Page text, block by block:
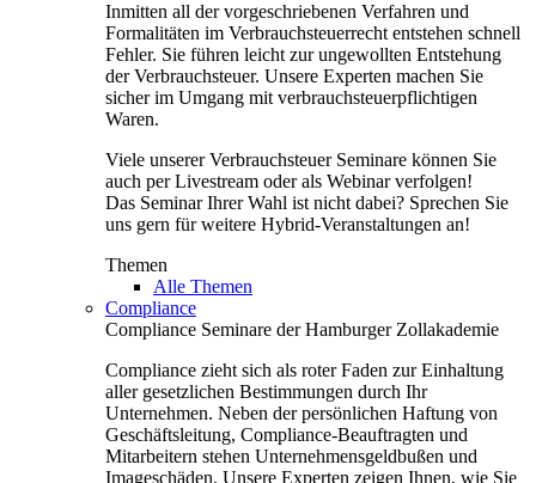
Inmitten all der vorgeschriebenen Verfahren und
Formalitäten im Verbrauchsteuerrecht entstehen schnell
Fehler. Sie führen leicht zur ungewollten Entstehung
der Verbrauchsteuer. Unsere Experten machen Sie
sicher im Umgang mit verbrauchsteuerpflichtigen
Waren.
Viele unserer Verbrauchsteuer Seminare können Sie
auch per Livestream oder als Webinar verfolgen!
Das Seminar Ihrer Wahl ist nicht dabei? Sprechen Sie
uns gern für weitere Hybrid-Veranstaltungen an!
Themen
Alle Themen
Compliance
Compliance Seminare der Hamburger Zollakademie
Compliance zieht sich als roter Faden zur Einhaltung
aller gesetzlichen Bestimmungen durch Ihr
Unternehmen. Neben der persönlichen Haftung von
Geschäftsleitung, Compliance-Beauftragten und
Mitarbeitern stehen Unternehmensgeldbußen und
Imageschäden. Unsere Experten zeigen Ihnen, wie Sie